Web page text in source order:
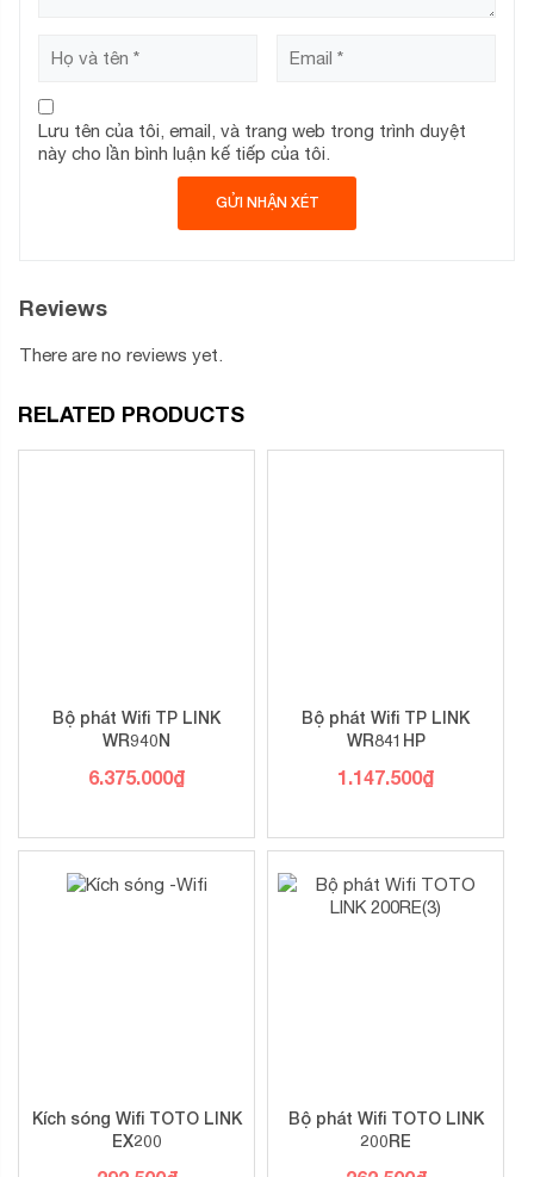
Lưu tên của tôi, email, và trang web trong trình duyệt
này cho lần bình luận kế tiếp của tôi.
Reviews
There are no reviews yet.
RELATED PRODUCTS
Bộ phát Wifi TP LINK
WR940N
6.375.000₫
Bộ phát Wifi TP LINK
WR841HP
1.147.500₫
Kích sóng Wifi TOTO LINK
EX200
Bộ phát Wifi TOTO LINK
200RE